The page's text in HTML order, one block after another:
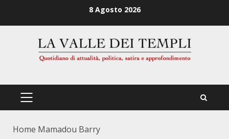
8 Agosto 2026
PRIMÄRES
Home Mamadou Barry